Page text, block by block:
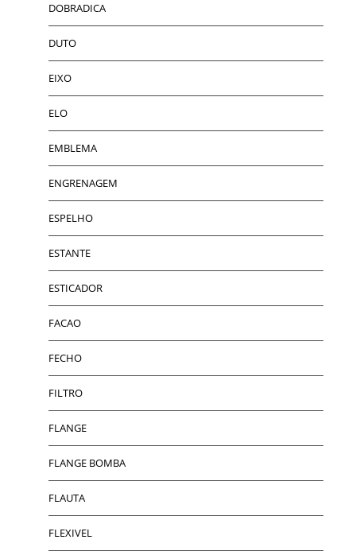
DOBRADICA
DUTO
EIXO
ELO
EMBLEMA
ENGRENAGEM
ESPELHO
ESTANTE
ESTICADOR
FACAO
FECHO
FILTRO
FLANGE
FLANGE BOMBA
FLAUTA
FLEXIVEL